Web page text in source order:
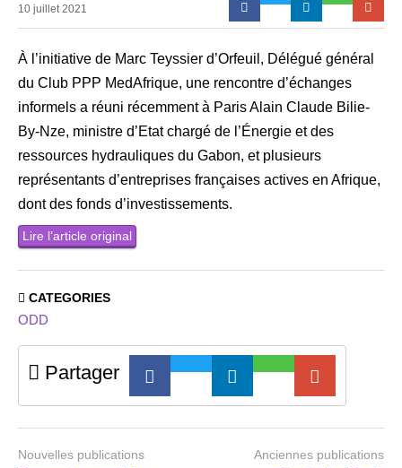
10 juillet 2021
À l’initiative de Marc Teyssier d’Orfeuil, Délégué général
du Club PPP MedAfrique, une rencontre d’échanges
informels a réuni récemment à Paris Alain Claude Bilie-
By-Nze, ministre d’Etat chargé de l’Énergie et des
ressources hydrauliques du Gabon, et plusieurs
représentants d’entreprises françaises actives en Afrique,
dont des fonds d’investissements.
Lire l’article original
CATEGORIES
ODD
Partager
Nouvelles publications Anciennes publications